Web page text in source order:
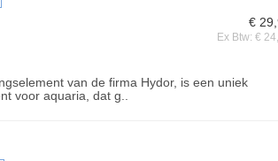
€
Ex Btw: €
van de firma Hydor, is een uniek
voor aquaria, dat g..